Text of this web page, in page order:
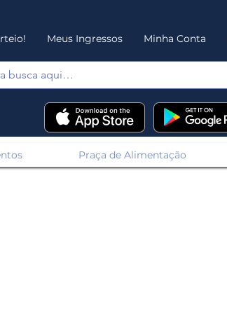
Meus Ingressos Minha Conta
Praça de Alimentação